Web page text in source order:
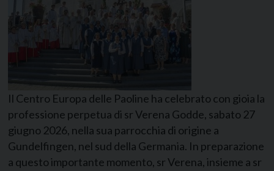
Il Centro Europa delle Paoline ha celebrato con gioia la
professione perpetua di sr Verena Godde, sabato 27
giugno 2026, nella sua parrocchia di origine a
Gundelfingen, nel sud della Germania. In preparazione
a questo importante momento, sr Verena, insieme a sr